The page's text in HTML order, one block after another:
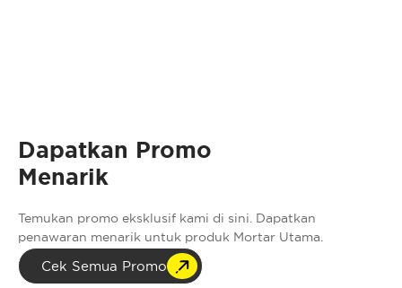
Dapatkan Promo
Menarik
Temukan promo eksklusif kami di sini. Dapatkan
penawaran menarik untuk produk Mortar Utama.
Cek Semua Promo